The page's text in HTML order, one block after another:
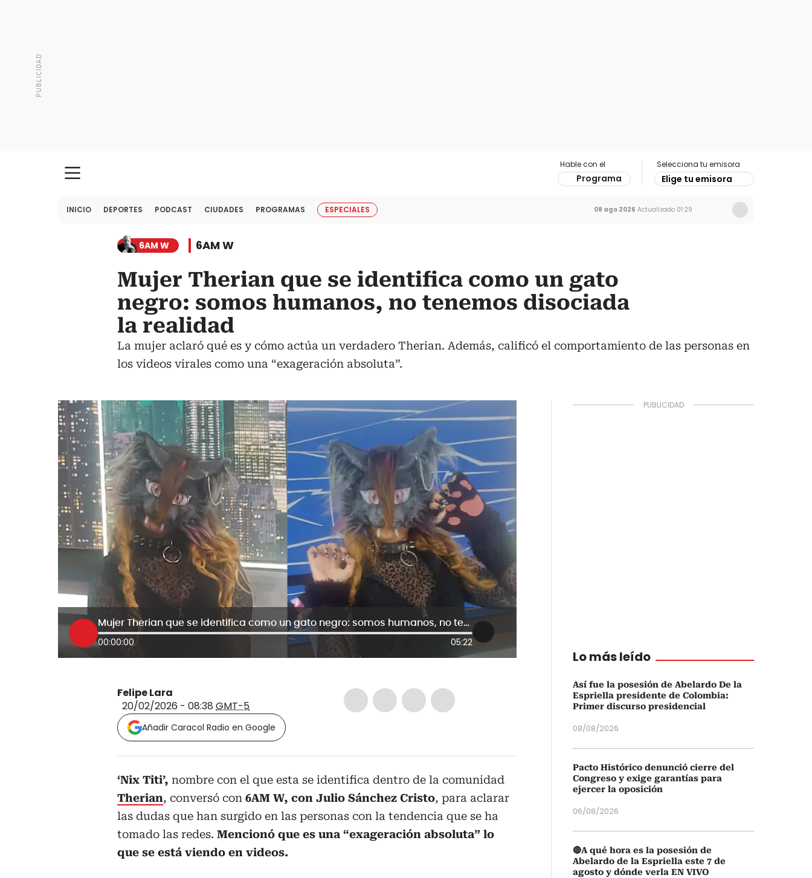
Hable con el
Programa
Selecciona tu emisora
Elige tu emisora
INICIO DEPORTES PODCAST CIUDADES PROGRAMAS ESPECIALES 08 ago 2026 Actualizado 01:29
6AM W 6AM W
Mujer Therian que se identifica como un gato
negro: somos humanos, no tenemos disociada
la realidad
La mujer aclaró qué es y cómo actúa un verdadero Therian. Además, calificó el comportamiento de las personas en
los videos virales como una “exageración absoluta”.
Mujer Therian que se identifica como un gato negro: somos humanos, no tenemos disociada la realidad
00:00:00 05:22
Felipe Lara
20/02/2026 - 08:38 GMT-5
Añadir Caracol Radio en Google
‘Nix Titi’, nombre con el que esta se identifica dentro de la comunidad
Therian, conversó con 6AM W, con Julio Sánchez Cristo, para aclarar
las dudas que han surgido en las personas con la tendencia que se ha
tomado las redes. Mencionó que es una “exageración absoluta” lo
que se está viendo en videos.
Lo más leído
Así fue la posesión de Abelardo De la
Espriella presidente de Colombia:
Primer discurso presidencial
08/08/2026
Pacto Histórico denunció cierre del
Congreso y exige garantías para
ejercer la oposición
06/08/2026
🔴A qué hora es la posesión de
Abelardo de la Espriella este 7 de
agosto y dónde verla EN VIVO